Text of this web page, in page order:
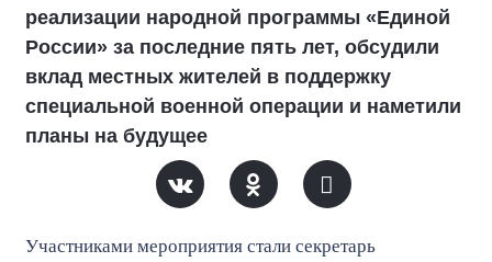
реализации народной программы «Единой
России» за последние пять лет, обсудили
вклад местных жителей в поддержку
специальной военной операции и наметили
планы на будущее
Участниками мероприятия стали секретарь